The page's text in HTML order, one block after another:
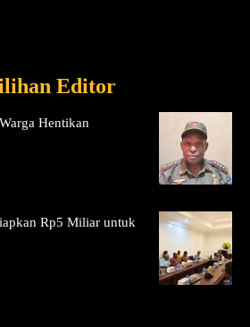
Editor
Hentikan
Rp5 Miliar untuk